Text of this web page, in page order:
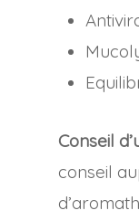
Conseil
conseil